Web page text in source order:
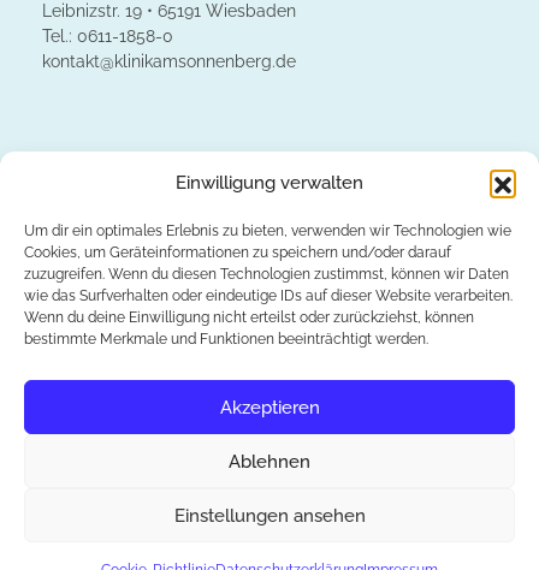
Einwilligung verwalten
Um dir ein optimales Erlebnis zu bieten, verwenden wir Technologien wie
Cookies, um Geräteinformationen zu speichern und/oder darauf
zuzugreifen. Wenn du diesen Technologien zustimmst, können wir Daten
wie das Surfverhalten oder eindeutige IDs auf dieser Website verarbeiten.
Wenn du deine Einwilligung nicht erteilst oder zurückziehst, können
bestimmte Merkmale und Funktionen beeinträchtigt werden.
Akzeptieren
Ablehnen
Einstellungen ansehen
Leibnizstr. 19 • 65191 Wiesbaden
Tel.: 0611-1858-0
kontakt@klinikamsonnenberg.de
Deutschen Gesellschaft der Plastischen, Rekonstruktiven